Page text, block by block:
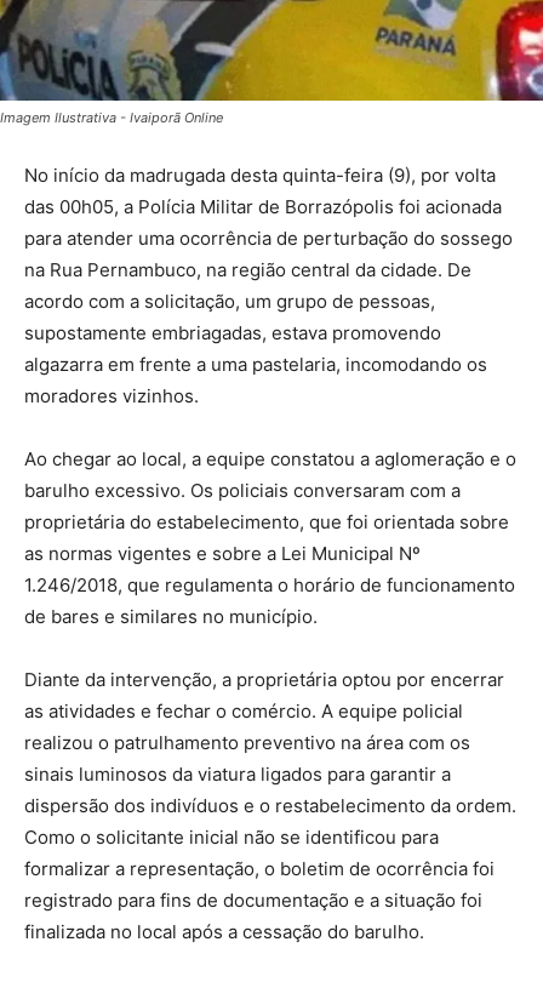
Imagem Ilustrativa - Ivaiporã Online
No início da madrugada desta quinta-feira (9), por volta
das 00h05, a Polícia Militar de Borrazópolis foi acionada
para atender uma ocorrência de perturbação do sossego
na Rua Pernambuco, na região central da cidade. De
acordo com a solicitação, um grupo de pessoas,
supostamente embriagadas, estava promovendo
algazarra em frente a uma pastelaria, incomodando os
moradores vizinhos.
Ao chegar ao local, a equipe constatou a aglomeração e o
barulho excessivo. Os policiais conversaram com a
proprietária do estabelecimento, que foi orientada sobre
as normas vigentes e sobre a Lei Municipal Nº
1.246/2018, que regulamenta o horário de funcionamento
de bares e similares no município.
Diante da intervenção, a proprietária optou por encerrar
as atividades e fechar o comércio. A equipe policial
realizou o patrulhamento preventivo na área com os
sinais luminosos da viatura ligados para garantir a
dispersão dos indivíduos e o restabelecimento da ordem.
Como o solicitante inicial não se identificou para
formalizar a representação, o boletim de ocorrência foi
registrado para fins de documentação e a situação foi
finalizada no local após a cessação do barulho.